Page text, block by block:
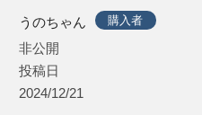
うのちゃん 購入者
非公開
投稿日
2024/12/21